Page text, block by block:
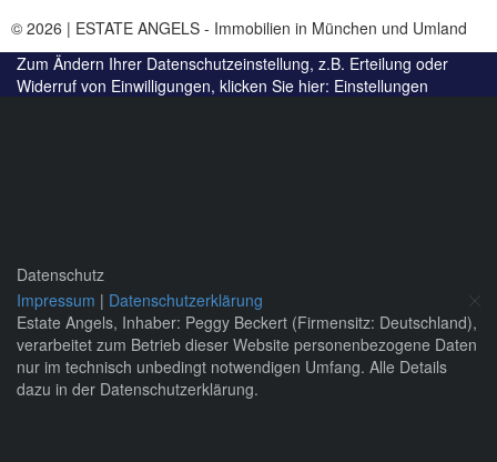
© 2026 | ESTATE ANGELS - Immobilien in München und Umland
Zum Ändern Ihrer Datenschutzeinstellung, z.B. Erteilung oder
Widerruf von Einwilligungen, klicken Sie hier: Einstellungen
Datenschutz
Impressum | Datenschutzerklärung
Estate Angels, Inhaber: Peggy Beckert (Firmensitz: Deutschland),
verarbeitet zum Betrieb dieser Website personenbezogene Daten
nur im technisch unbedingt notwendigen Umfang. Alle Details
dazu in der Datenschutzerklärung.